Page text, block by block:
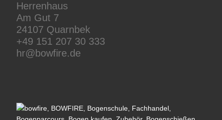
Herrenhaus
Am Gut 7
24107 Quarnbek
+49 151 207 30 333
hr@bowfire.de